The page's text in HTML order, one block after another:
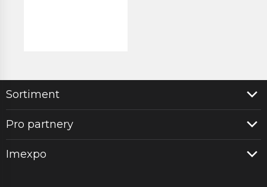
Sortiment
Pro partnery
Imexpo